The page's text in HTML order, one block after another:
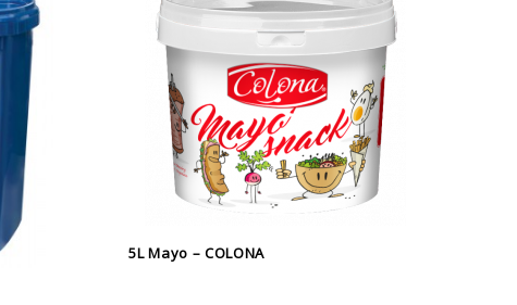
5L Mayo – COLONA